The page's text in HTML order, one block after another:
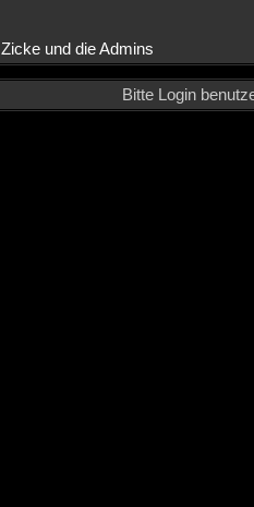
Zicke und die Admins
Bitte Login